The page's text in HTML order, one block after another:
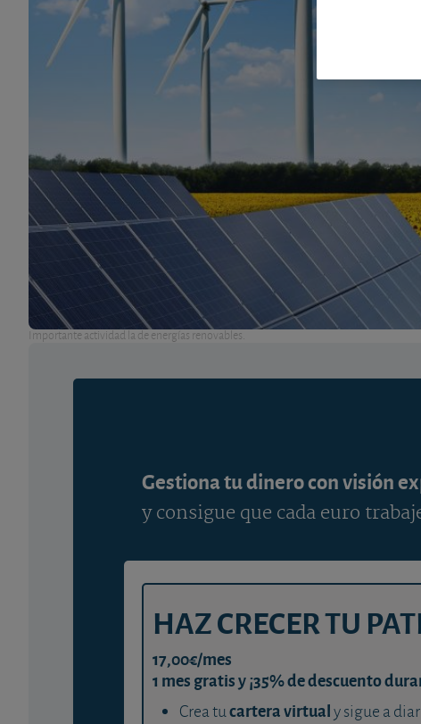
Importante actividad la de energías renovables.
Gestiona tu dinero con visión
y consigue que cada euro
HAZ CRECER TU
17,00€/mes
1 mes gratis y ¡35% de descuento
Crea tucartera virtualy sigue a